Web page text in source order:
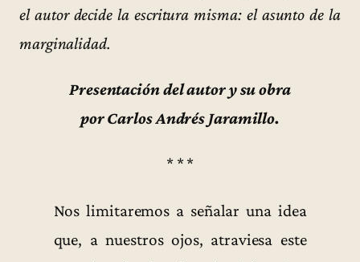
el autor decide la escritura misma: el asunto de la
marginalidad.
Presentación del autor y su obra
por Carlos Andrés Jaramillo.
* * *
Nos limitaremos a señalar una idea
que, a nuestros ojos, atraviesa este